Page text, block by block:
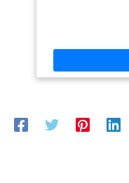
48x26cm pour
temps, idéale
amis PUISSANT &
et thermostat 5
de la saisie à la
toute l'année, sans